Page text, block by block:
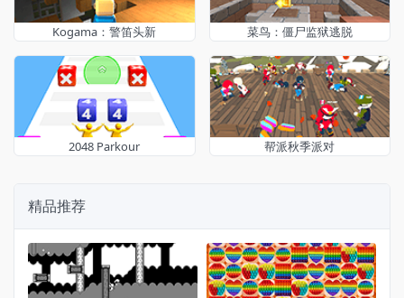
Kogama：警笛头新 菜鸟：僵尸监狱逃脱
2048 Parkour 帮派秋季派对
精品推荐